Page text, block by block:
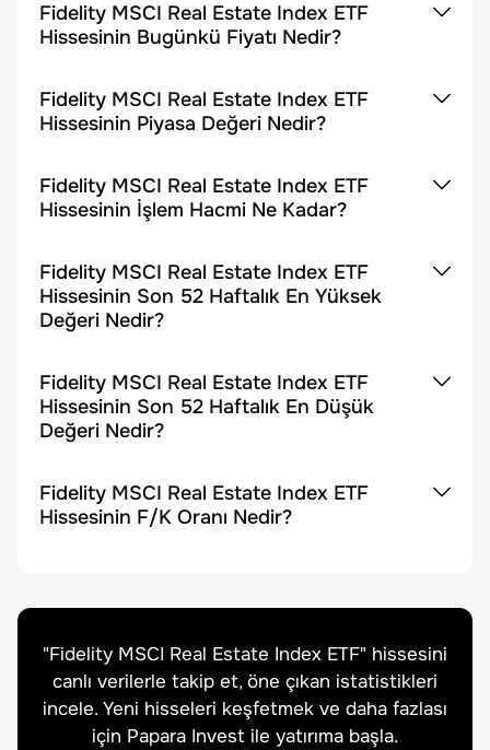
Fidelity MSCI Real Estate Index ETF
Hissesinin Bugünkü Fiyatı Nedir?
Fidelity MSCI Real Estate Index ETF
Hissesinin Piyasa Değeri Nedir?
Fidelity MSCI Real Estate Index ETF
Hissesinin İşlem Hacmi Ne Kadar?
Fidelity MSCI Real Estate Index ETF
Hissesinin Son 52 Haftalık En Yüksek
Değeri Nedir?
Fidelity MSCI Real Estate Index ETF
Hissesinin Son 52 Haftalık En Düşük
Değeri Nedir?
Fidelity MSCI Real Estate Index ETF
Hissesinin F/K Oranı Nedir?
"Fidelity MSCI Real Estate Index ETF" hissesini
canlı verilerle takip et, öne çıkan istatistikleri
incele. Yeni hisseleri keşfetmek ve daha fazlası
için Papara Invest ile yatırıma başla.